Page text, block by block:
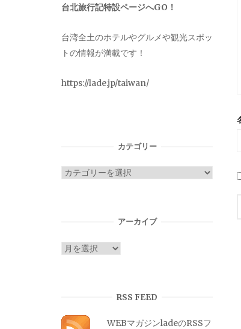
台北旅行記特設ページへGO！
台湾全土のホテルやグルメや観光スポッ
トの情報が満載です！
https://lade.jp/taiwan/
カテゴリー
カ
アーカイブ
ア
RSS FEED
WEBマガジンladeのRSSフ